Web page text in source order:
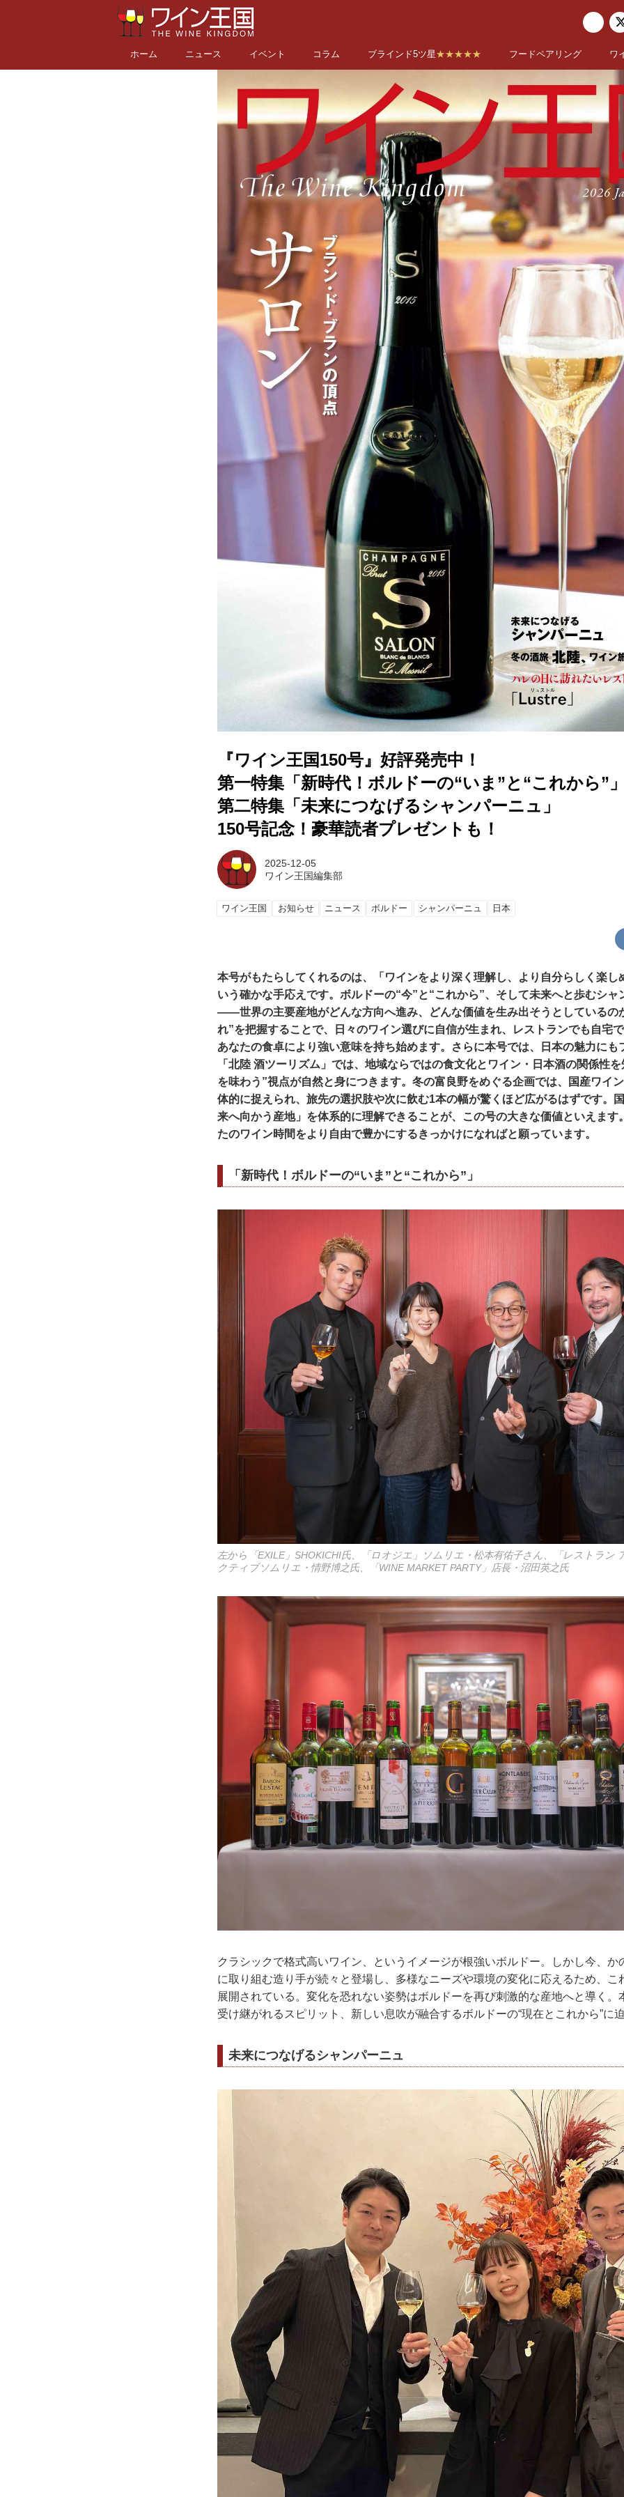
ホーム ニュース イベント コラム ブラインド5ツ星★★★★★ フードペアリング ワ
『ワイン王国150号』好評発売中！
第一特集「新時代！ボルドーの“いま”と“これから”
第二特集「未来につなげるシャンパーニュ」
150号記念！豪華読者プレゼントも！
2025-12-05
ワイン王国編集部
ワイン王国 お知らせ ニュース ボルドー シャンパーニュ 日本
本号がもたらしてくれるのは、「ワインをより深く理解し、より自分らしく楽し
いう確かな手応えです。ボルドーの“今”と“これから”、そして未来へと歩むシャ
——世界の主要産地がどんな方向へ進み、どんな価値を生み出そうとしているの
れ”を把握することで、日々のワイン選びに自信が生まれ、レストランでも自宅
あなたの食卓により強い意味を持ち始めます。さらに本号では、日本の魅力にも
「北陸 酒ツーリズム」では、地域ならではの食文化とワイン・日本酒の関係性
を味わう”視点が自然と身につきます。冬の富良野をめぐる企画では、国産ワイ
体的に捉えられ、旅先の選択肢や次に飲む1本の幅が驚くほど広がるはずです。
来へ向かう産地」を体系的に理解できることが、この号の大きな価値といえます
たのワイン時間をより自由で豊かにするきっかけになればと願っています。
「新時代！ボルドーの“いま”と“これから”」
左から「EXILE」SHOKICHI氏、「ロオジエ」ソムリエ・松本有佑子さん、「レストラン
クティブソムリエ・情野博之氏、「WINE MARKET PARTY」店長・沼田英之氏
クラシックで格式高いワイン、というイメージが根強いボルドー。しかし今、か
に取り組む造り手が続々と登場し、多様なニーズや環境の変化に応えるため、こ
展開されている。変化を恐れない姿勢はボルドーを再び刺激的な産地へと導く。
受け継がれるスピリット、新しい息吹が融合するボルドーの“現在とこれから”に
未来につなげるシャンパーニュ